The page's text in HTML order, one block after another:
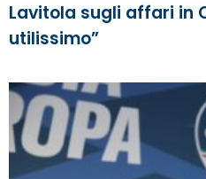
Lavitola sugli affari in
utilissimo”